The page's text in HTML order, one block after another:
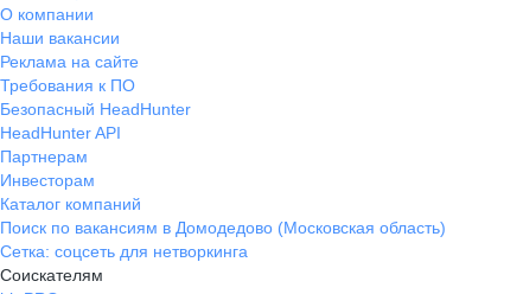
О компании
Наши вакансии
Реклама на сайте
Требования к ПО
Безопасный HeadHunter
HeadHunter API
Партнерам
Инвесторам
Каталог компаний
Поиск по вакансиям в Домодедово (Московская область)
Сетка: соцсеть для нетворкинга
Соискателям